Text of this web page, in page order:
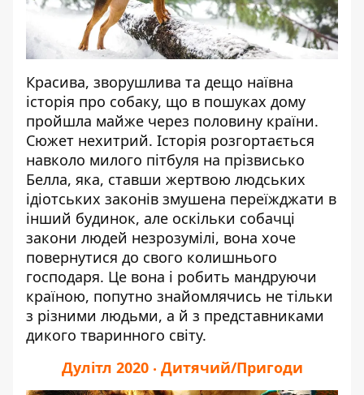
Красива, зворушлива та дещо наївна
історія про собаку, що в пошуках дому
пройшла майже через половину країни.
Сюжет нехитрий. Історія розгортається
навколо милого пітбуля на прізвисько
Белла, яка, ставши жертвою людських
ідіотських законів змушена переїжджати в
інший будинок, але оскільки собачці
закони людей незрозумілі, вона хоче
повернутися до свого колишнього
господаря. Це вона і робить мандруючи
країною, попутно знайомлячись не тільки
з різними людьми, а й з представниками
дикого тваринного світу.
Дулітл 2020 ‧ Дитячий/Пригоди